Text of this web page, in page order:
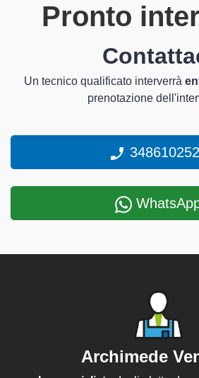
Pronto
Un tecnico qualificato interverrà
prenotazione
Archimede